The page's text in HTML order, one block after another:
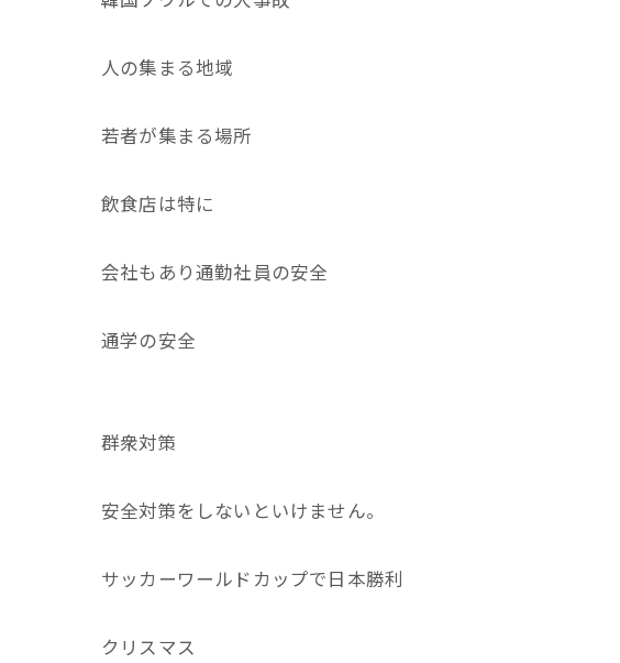
人の集まる地域
若者が集まる場所
飲食店は特に
会社もあり通勤社員の安全
通学の安全
群衆対策
安全対策をしないといけません。
サッカーワールドカップで日本勝利
クリスマス